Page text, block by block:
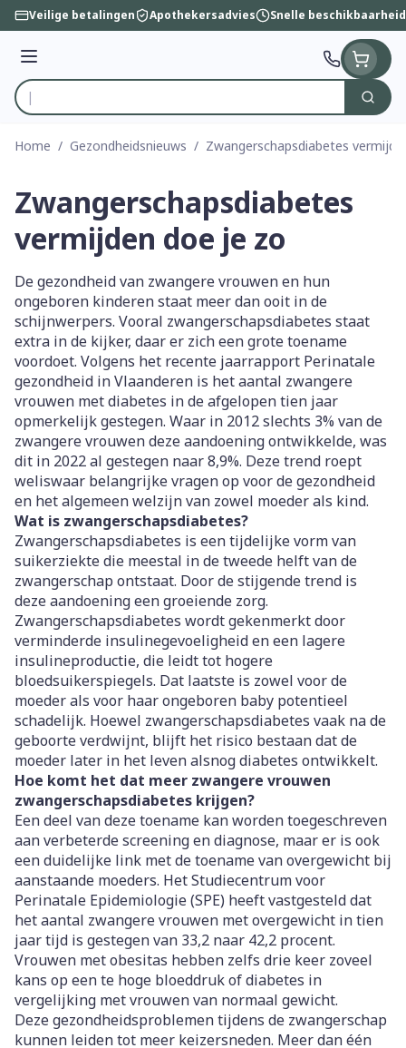
Ga naar de inhoud
Veilige betalingen Apothekersadvies Snelle beschikbaarheid
Menu
Product, merk, categorie...
Zoek
Home / Gezondheidsnieuws / Zwangerschapsdiabetes
Zwangerschapsdiabetes
vermijden doe je zo
De gezondheid van zwangere vrouwen en hun
ongeboren kinderen staat meer dan ooit in de
schijnwerpers. Vooral zwangerschapsdiabetes staat
extra in de kijker, daar er zich een grote toename
voordoet. Volgens het recente jaarrapport Perinatale
gezondheid in Vlaanderen is het aantal zwangere
vrouwen met diabetes in de afgelopen tien jaar
opmerkelijk gestegen. Waar in 2012 slechts 3% van de
zwangere vrouwen deze aandoening ontwikkelde, was
dit in 2022 al gestegen naar 8,9%. Deze trend roept
weliswaar belangrijke vragen op voor de gezondheid
en het algemeen welzijn van zowel moeder als kind.
Wat is zwangerschapsdiabetes?
Zwangerschapsdiabetes is een tijdelijke vorm van
suikerziekte die meestal in de tweede helft van de
zwangerschap ontstaat. Door de stijgende trend is
deze aandoening een groeiende zorg.
Zwangerschapsdiabetes wordt gekenmerkt door
verminderde insulinegevoeligheid en een lagere
insulineproductie, die leidt tot hogere
bloedsuikerspiegels. Dat laatste is zowel voor de
moeder als voor haar ongeboren baby potentieel
schadelijk. Hoewel zwangerschapsdiabetes vaak na de
geboorte verdwijnt, blijft het risico bestaan dat de
moeder later in het leven alsnog diabetes ontwikkelt.
Hoe komt het dat meer zwangere vrouwen
zwangerschapsdiabetes krijgen?
Een deel van deze toename kan worden toegeschreven
aan verbeterde screening en diagnose, maar er is ook
een duidelijke link met de toename van overgewicht bij
aanstaande moeders. Het Studiecentrum voor
Perinatale Epidemiologie (SPE) heeft vastgesteld dat
het aantal zwangere vrouwen met overgewicht in tien
jaar tijd is gestegen van 33,2 naar 42,2 procent.
Vrouwen met obesitas hebben zelfs drie keer zoveel
kans op een te hoge bloeddruk of diabetes in
vergelijking met vrouwen van normaal gewicht.
Deze gezondheidsproblemen tijdens de zwangerschap
kunnen leiden tot meer keizersneden. Meer dan één